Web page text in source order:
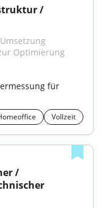
/
Optimierung
für
Vollzeit
/